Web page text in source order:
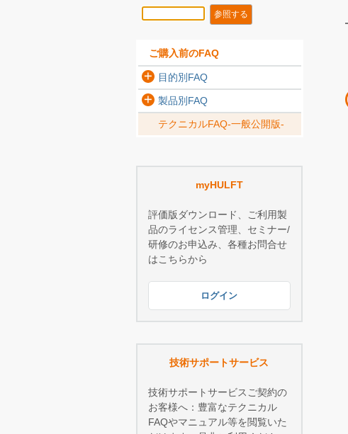
ご購入前のFAQ
目的別FAQ
製品別FAQ
テクニカルFAQ-一般公開版-
myHULFT
評価版ダウンロード、ご利用製
品のライセンス管理、セミナー/
研修のお申込み、各種お問合せ
はこちらから
ログイン
技術サポートサービス
技術サポートサービスご契約の
お客様へ：豊富なテクニカル
FAQやマニュアル等を閲覧いた